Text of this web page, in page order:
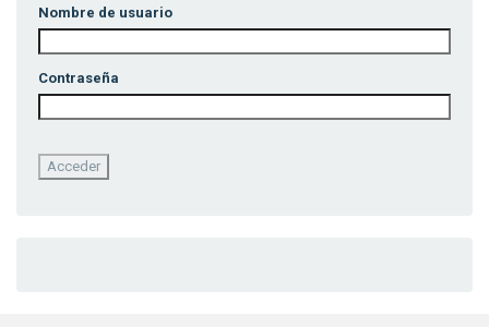
Nombre de usuario
Contraseña